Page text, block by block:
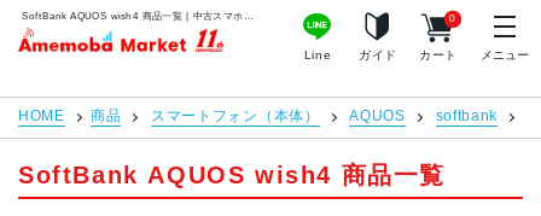
アメモバマーケット
Line ガイド カート
0
メニュー
HOME 商品 スマートフォン（本体） AQUOS softbank
SoftBank AQUOS wish4 商品一覧